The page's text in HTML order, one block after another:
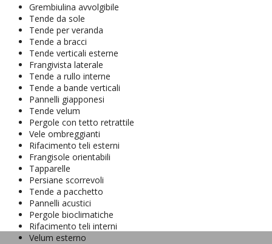
Grembiulina avvolgibile
Tende da sole
Tende per veranda
Tende a bracci
Tende verticali esterne
Frangivista laterale
Tende a rullo interne
Tende a bande verticali
Pannelli giapponesi
Tende velum
Pergole con tetto retrattile
Vele ombreggianti
Rifacimento teli esterni
Frangisole orientabili
Tapparelle
Persiane scorrevoli
Tende a pacchetto
Pannelli acustici
Pergole bioclimatiche
Rifacimento teli interni
Velum esterno